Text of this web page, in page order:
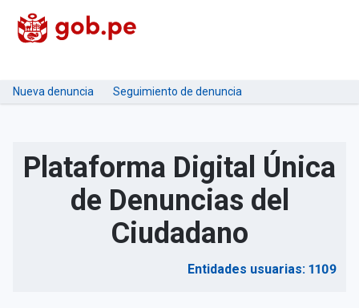
Nueva denuncia Seguimiento de denuncia
Plataforma Digital Única
de Denuncias del
Ciudadano
Entidades usuarias: 1109